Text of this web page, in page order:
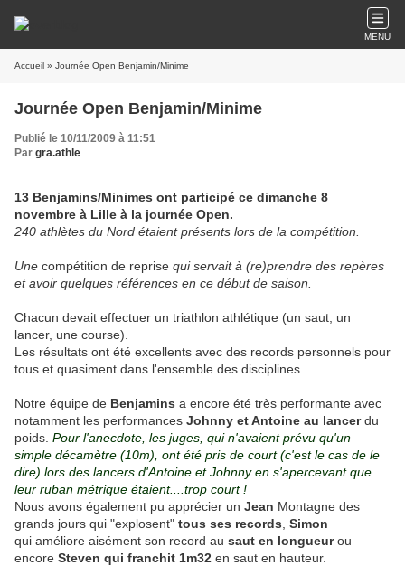
MENU
Accueil » Journée Open Benjamin/Minime
Journée Open Benjamin/Minime
Publié le 10/11/2009 à 11:51
Par gra.athle
13 Benjamins/Minimes ont participé ce dimanche 8
novembre à Lille à la journée Open.
240 athlètes du Nord étaient présents lors de la compétition.
Une compétition de reprise qui servait à (re)prendre des repères
et avoir quelques références en ce début de saison.
Chacun devait effectuer un triathlon athlétique (un saut, un
lancer, une course).
Les résultats ont été excellents avec des records personnels pour
tous et quasiment dans l'ensemble des disciplines.
Notre équipe de Benjamins a encore été très performante avec
notamment les performances Johnny et Antoine au lancerdu
poids. Pour l'anecdote, les juges, qui n'avaient prévu qu'un
simple décamètre (10m), ont été pris de court (c'est le cas de le
dire) lors des lancers d'Antoine et Johnny en s'apercevant que
leur ruban métrique étaient....trop court !
Nous avons également pu apprécier un Jean Montagne des
grands jours qui "explosent" tous ses records Simon
qui améliore aisément son record au saut en longueurou
encore Steven qui franchit 1m32 en saut en hauteur.